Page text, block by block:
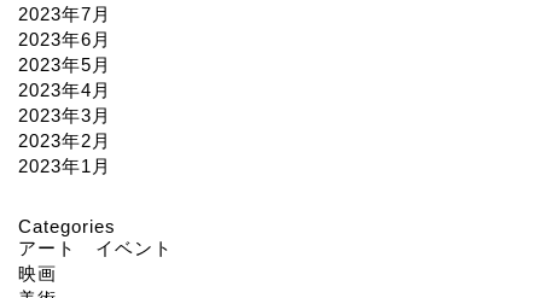
2023年7月
2023年6月
2023年5月
2023年4月
2023年3月
2023年2月
2023年1月
Categories
アート イベント
映画